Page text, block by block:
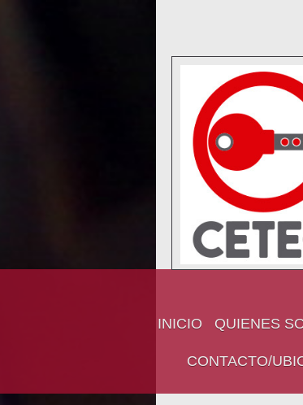
INICIO QUIENES
CONTACTO/